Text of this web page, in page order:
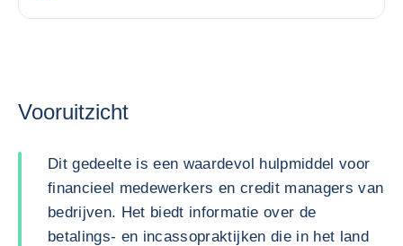
Vooruitzicht
Dit gedeelte is een waardevol hulpmiddel voor
financieel medewerkers en credit managers van
bedrijven. Het biedt informatie over de
betalings- en incassopraktijken die in het land